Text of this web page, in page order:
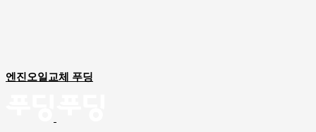
엔진오일교체 푸딩